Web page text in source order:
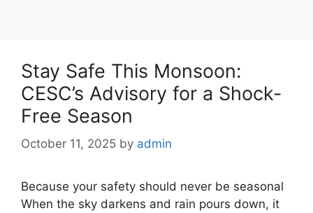
Stay Safe This Monsoon:
CESC’s Advisory for a Shock-
Free Season
October 11, 2025 by admin
Because your safety should never be seasonal
When the sky darkens and rain pours down, it